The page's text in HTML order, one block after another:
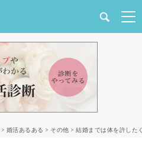
> 婚活あるある > その他 > 結婚までは体を許した